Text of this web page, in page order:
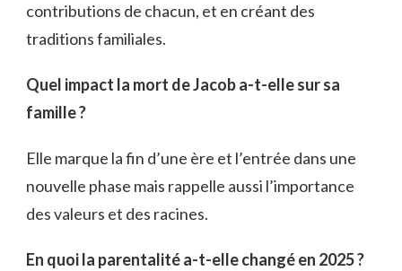
contributions de chacun, et en créant des
traditions familiales.
Quel impact la mort de Jacob a-t-elle sur sa
famille ?
Elle marque la fin d’une ère et l’entrée dans une
nouvelle phase mais rappelle aussi l’importance
des valeurs et des racines.
En quoi la parentalité a-t-elle changé en 2025 ?